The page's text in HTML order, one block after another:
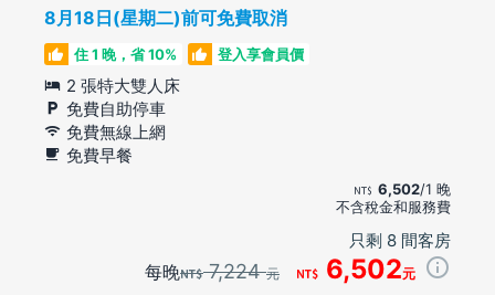
8月18日(星期二)前可免費取消
住 1 晚，省 10% 登入享會員價
2 張特大雙人床
免費自助停車
免費無線上網
免費早餐
6,502/1 晚
不含稅金和服務費
只剩 8 間客房
每晚 7,224元 6,502元